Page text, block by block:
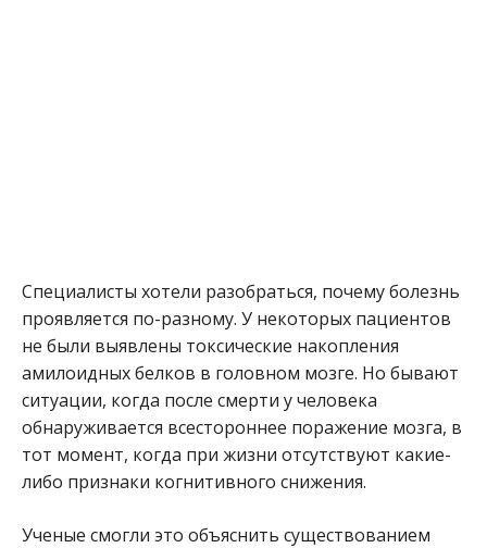
Специалисты хотели разобраться, почему болезнь
проявляется по-разному. У некоторых пациентов
не были выявлены токсические накопления
амилоидных белков в головном мозге. Но бывают
ситуации, когда после смерти у человека
обнаруживается всестороннее поражение мозга, в
тот момент, когда при жизни отсутствуют какие-
либо признаки когнитивного снижения.
Ученые смогли это объяснить существованием